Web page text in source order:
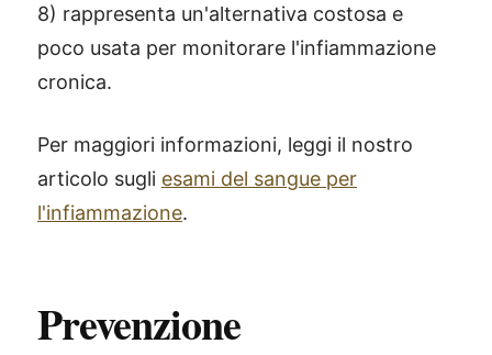
8) rappresenta un'alternativa costosa e
poco usata per monitorare l'infiammazione
cronica.
Per maggiori informazioni, leggi il nostro
articolo sugli esami del sangue per
l'infiammazione.
Prevenzione